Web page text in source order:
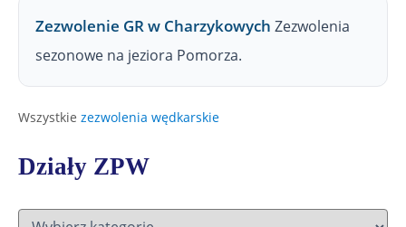
Zezwolenie GR w Charzykowych Zezwolenia
sezonowe na jeziora Pomorza.
Wszystkie zezwolenia wędkarskie
Działy ZPW
D